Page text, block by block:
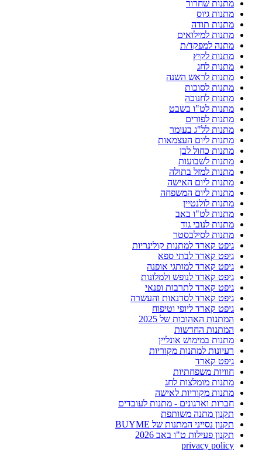
מתנות שחרור
מתנות גיוס
מתנות תודה
מתנות למילואים
מתנה למפקד/ת
מתנות לקיץ
מתנות לחג
מתנות לראש השנה
מתנות לסוכות
מתנות לחנוכה
מתנות לט"ו בשבט
מתנות לפורים
מתנות לל"ג בעומר
מתנות ליום העצמאות
מתנות כחול לבן
מתנות לשבועות
מתנות למזל בתולה
מתנות ליום האישה
מתנות ליום המשפחה
מתנות לולנטיין
מתנות לט"ו באב
מתנות לנובי גוד
מתנות לסילבסטר
גיפט קארד למתנות קולינריות
גיפט קארד לבתי ספא
גיפט קארד למותגי אופנה
גיפט קארד לנופש ולמלונות
גיפט קארד לתרבות ופנאי
גיפט קארד לסדנאות והעשרה
גיפט קארד ליופי וטיפוח
המתנות האהובות של 2025
המתנות החדשות
מתנות במימוש אונליין
רעיונות למתנות מקוריות
גיפט קארד
חוויות משפחתיות
מתנות מומלצות לחג
מתנות מקוריות לאישה
חברות וארגונים - מתנות לעובדים
תקנון מתנה משותפת
תקנון נסייני המתנות של BUYME
תקנון פעילות ט"ו באב 2026
privacy policy